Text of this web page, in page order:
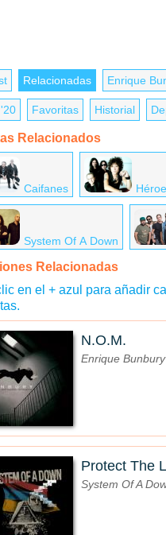
Relacionadas Enrique
Favoritas Historial
Relacionados
Caifanes
System Of A Down
Relacionadas
en el + azul para añadir
N.O.M.
Enrique Bunbury
Protect The
System Of A